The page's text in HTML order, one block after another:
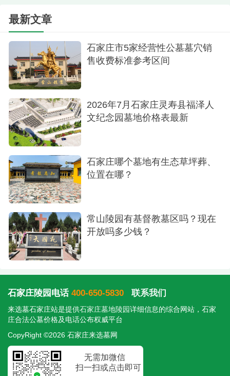
最新文章
石家庄市5家经营性公墓墓穴销
售收费标准参考区间
2026年7月石家庄灵寿县福泽人
文纪念园墓地价格表最新
石家庄哪个墓地有生态草坪葬、
位置在哪？
常山陵园有基督教墓区吗？现在
开放吗多少钱？
石家庄陵园电话 400-650-5830 联系我们
来选墓石家庄站是提供石家庄墓地陵园 详细信息的综合网站，石家
庄合法公墓价格及电话公布权威平台
CopyRight ©2026 石家庄来选墓网
无需加微信
扫一扫或点击即可